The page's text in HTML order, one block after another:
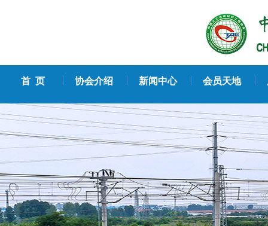
首 页 协会介绍 新闻中心 会员天地